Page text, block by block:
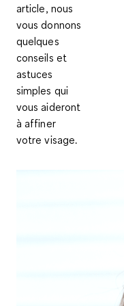
article, nous
vous donnons
quelques
conseils et
astuces
simples qui
vous aideront
à affiner
votre visage.